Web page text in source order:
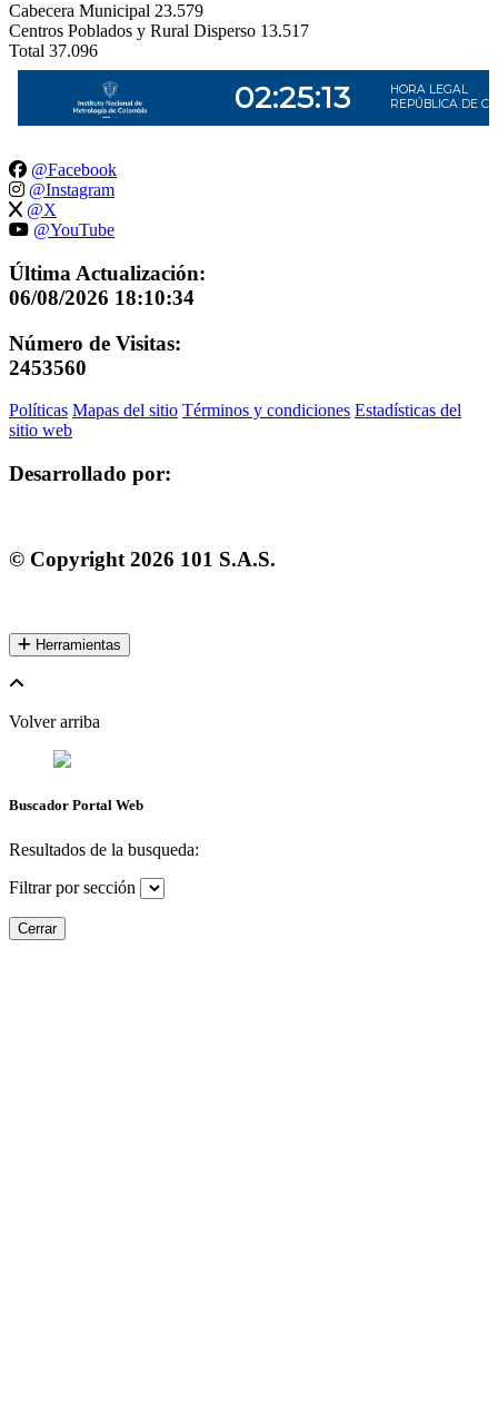
Cabecera Municipal 23.579
Centros Poblados y Rural Disperso 13.517
Total 37.096
@Facebook
@Instagram
@X
@YouTube
Última Actualización:
06/08/2026 18:10:34
Número de Visitas:
2453560
Políticas Mapas del sitio Términos y condiciones Estadísticas del
sitio web
Desarrollado por:
© Copyright2026 101 S.A.S.
Herramientas
Volver arriba
Buscador Portal Web
Resultados de la busqueda:
Filtrar por sección
Cerrar